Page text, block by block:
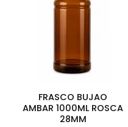
FRASCO BUJAO
AMBAR 1000ML ROSCA
28MM